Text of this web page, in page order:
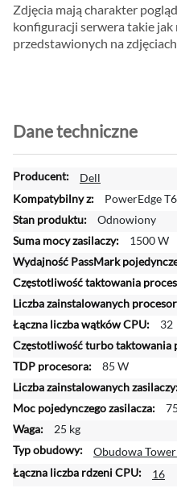
Zdjęcia mają charakter
konfiguracji serwera takie jak
przedstawionych na
Dane techniczne
W
i
c
e
j
i
f
o
r
m
c
j
i
Dell
PowerEdge
Odnowiony
1500 W
32
85 W
25 kg
Obudowa
16